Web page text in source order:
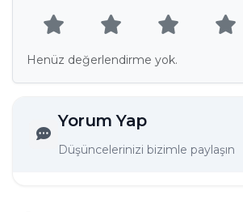
Henüz değerlendirme yok.
Yorum Yap
Düşüncelerinizi bizimle paylaşın